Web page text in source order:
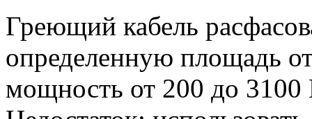
Греющий кабель
определенную площадь
мощность от 200 до